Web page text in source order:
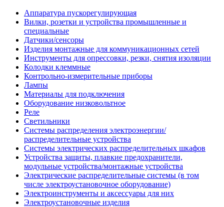
Аппаратура пускорегулирующая
Вилки, розетки и устройства промышленные и
специальные
Датчики/сенсоры
Изделия монтажные для коммуникационных сетей
Инструменты для опрессовки, резки, снятия изоляции
Колодки клеммные
Контрольно-измерительные приборы
Лампы
Материалы для подключения
Оборудование низковольтное
Реле
Светильники
Системы распределения электроэнергии/
распределительные устройства
Системы электрических распределительных шкафов
Устройства защиты, плавкие предохранители,
модульные устройства/монтажные устройства
Электрические распределительные системы (в том
числе электроустановочное оборудование)
Электроинструменты и аксессуары для них
Электроустановочные изделия